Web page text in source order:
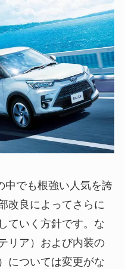
中でも根強い人気を誇
改良によってさらに
ていく方針です。な
リア）および内装の
については変更がな